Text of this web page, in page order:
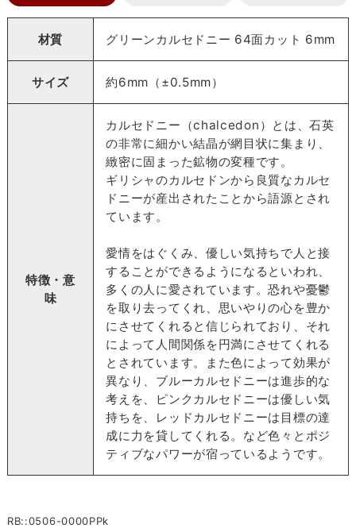
材質 グリーンカルセドニー 64面カット 6mm
サイズ 約6mm（±0.5mm）
特徴・意
味
カルセドニー（chalcedon）とは、石英
の非常に細かい結晶が網目状に集まり、
緻密に固まった鉱物の変種です。
ギリシャのカルセドンから良質なカルセ
ドニーが産出されたことから語源とされ
ています。
愛情をはぐくみ、優しい気持ちで人と接
することができるようになるといわれ、
多くの人に愛されています。恐れや憂鬱
を取り去ってくれ、思いやりの心を豊か
にさせてくれると信じられており、それ
によって人間関係を円満にさせてくれる
とされています。また色によって効果が
異なり、ブルーカルセドニーは進歩的な
考えを、ピンクカルセドニーは優しい気
持ちを、レッドカルセドニーは目標の達
成に力を貸してくれる。など色々とポジ
ティブなパワーが宿っているようです。
RB::0506-0000PPk